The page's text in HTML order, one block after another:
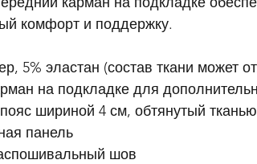
комфорт и поддержку.
5% эластан (состав ткани может
на подкладке для
шириной 4 см, обтянутый тканью
панель
шов